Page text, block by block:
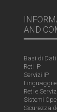
AND
Basi di Dati
Reti IP
Servizi IP
Linguaggi
Reti e
Sistemi
Sicurezza